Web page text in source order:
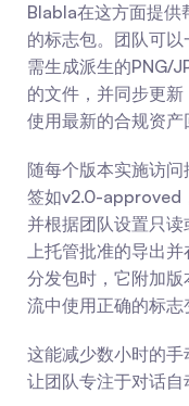
Blabla在这方面提供
的标志包。团队可
需生成派生的PNG/
的文件，并同步更
使用最新的合规资产
随每个版本实施访
签如v2.0-approved
并根据团队设置只
上托管批准的导出
分发包时，它附加
流中使用正确的标志
这能减少数小时的
让团队专注于对话自